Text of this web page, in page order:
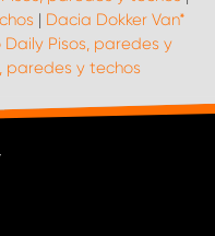
| Dacia Dokker Van*
Daily Pisos, paredes y
paredes y techos